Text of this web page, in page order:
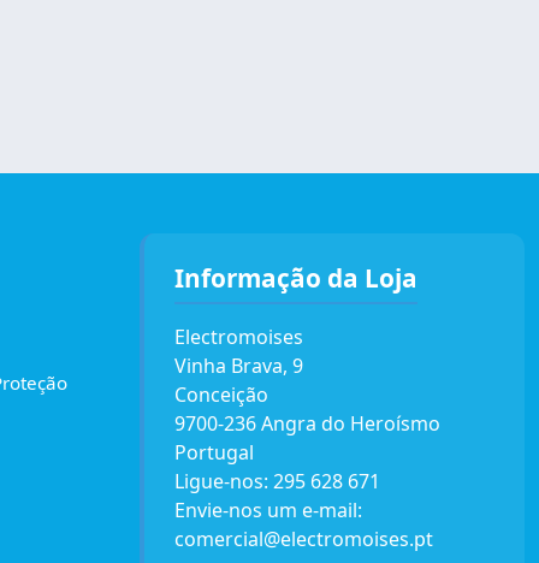
Informação da Loja
Electromoises
Vinha Brava, 9
Conceição
9700-236 Angra do Heroísmo
Portugal
Ligue-nos: 295 628 671
Envie-nos um e-mail:
comercial@electromoises.pt